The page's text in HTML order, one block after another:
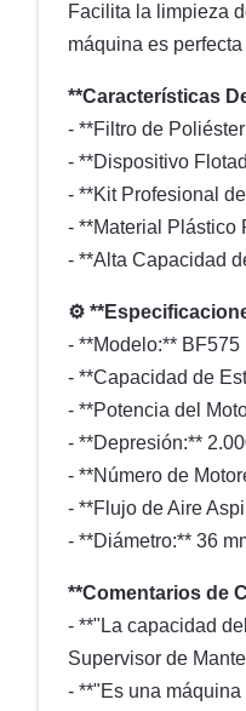
Facilita la limpieza
máquina es
**Características
- **Filtro de
- **Dispositivo
- **Kit Profesional
- **Material Plástico
- **Alta Capacidad
⚙️
- **Modelo:** BF575
- **Capacidad de
- **Potencia del
- **Depresión:**
- **Número de
- **Flujo de Aire
- **Diámetro:** 36
**Comentarios de
- **"La capacidad
Supervisor de
- **"Es una